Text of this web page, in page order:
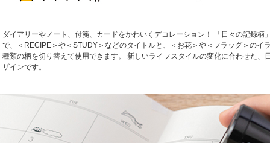
ダイアリーやノート、付箋、カードをかわいくデコレーション！ 「日々の記録柄
で、＜RECIPE＞や＜STUDY＞などのタイトルと、＜お花＞や＜フラッグ＞のイ
種類の柄を切り替えて使用できます。 新しいライフスタイルの変化に合わせた、
ザインです。